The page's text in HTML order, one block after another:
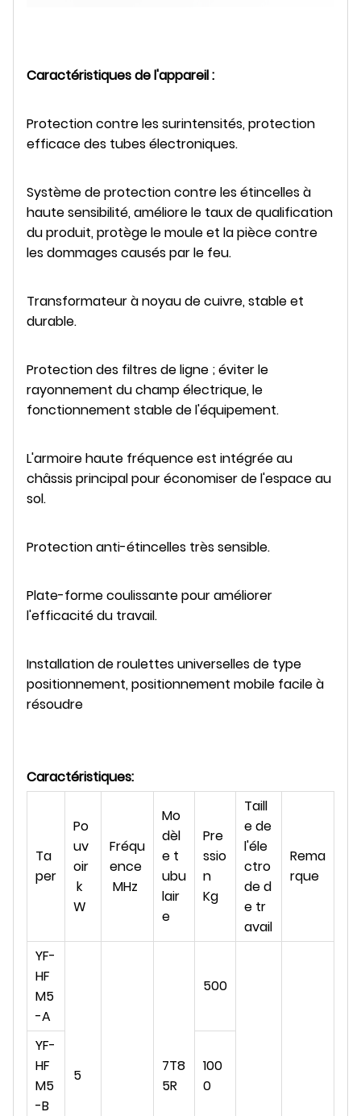
Caractéristiques de l'appareil :
Protection contre les surintensités, protection
efficace des tubes électroniques.
Système de protection contre les étincelles à
haute sensibilité, améliore le taux de qualification
du produit, protège le moule et la pièce contre
les dommages causés par le feu.
Transformateur à noyau de cuivre, stable et
durable.
Protection des filtres de ligne ; éviter le
rayonnement du champ électrique, le
fonctionnement stable de l'équipement.
L'armoire haute fréquence est intégrée au
châssis principal pour économiser de l'espace au
sol.
Protection anti-étincelles très sensible.
Plate-forme coulissante pour améliorer
l'efficacité du travail.
Installation de roulettes universelles de type
positionnement, positionnement mobile facile à
résoudre
Caractéristiques:
Ta
per
Po
uv
oir
k
W
Fréqu
ence
MHz
Mo
dèl
e t
ubu
lair
e
Pre
ssio
n
Kg
Taill
e de
l'éle
ctro
de d
e tr
avail
Rema
rque
YF-
HF
M5
-A
5
7T8
5R
500
YF-
HF
M5
-B
100
0